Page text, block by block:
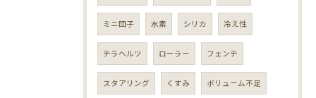
ミニ団子 水素 シリカ 冷え性
テラヘルツ ローラー フェンテ
スタアリング くすみ ボリューム不足